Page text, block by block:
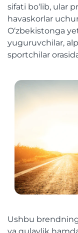
sifati bo‘lib, ular
havaskorlar
O‘zbekistonga
yuguruvchilar,
sportchilar
Ushbu